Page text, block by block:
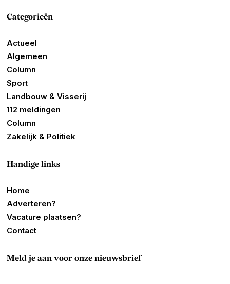
Categorieën
Actueel
Algemeen
Column
Sport
Landbouw & Visserij
112 meldingen
Column
Zakelijk & Politiek
Handige links
Home
Adverteren?
Vacature plaatsen?
Contact
Meld je aan voor onze nieuwsbrief